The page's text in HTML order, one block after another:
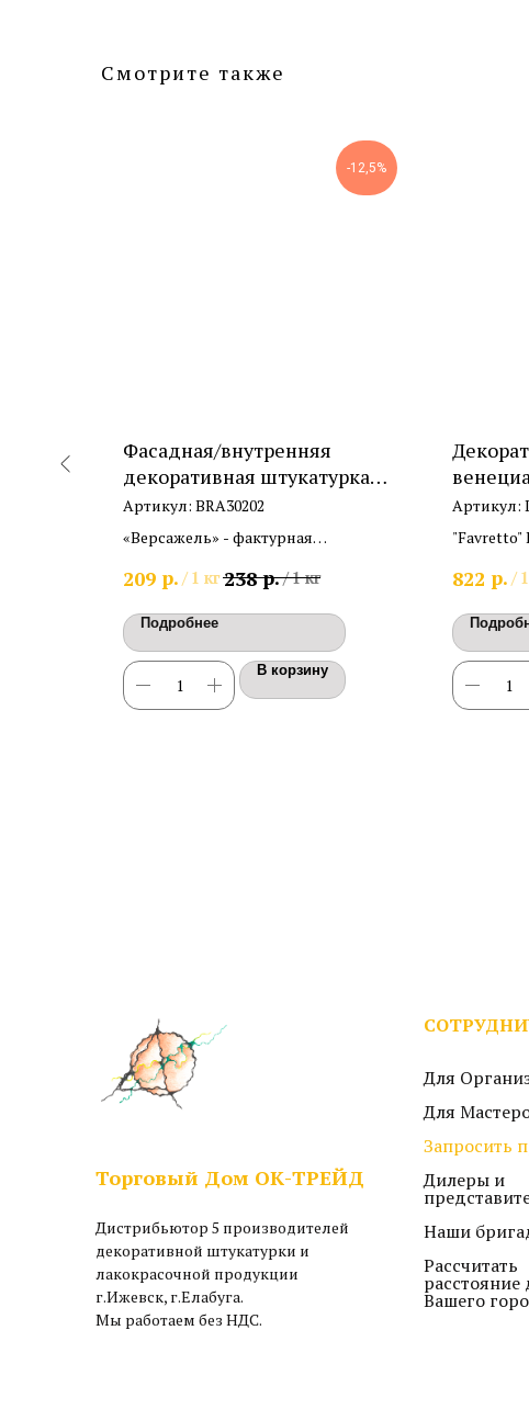
Смотрите также
-12,5%
Фасадная/внутренняя
декоративная штукатурка
"Версажель"
Артикул: BRA30202
«Версажель» - фактурная
зернистой фактурой для наружных,
0,6кг - 0,8/м2.
209 р. / 1 кг238 р./1 кг
Подробнее
В корзину
Артикул:
"Favretto"
822 р. /
Торговый Дом ОК-ТРЕЙД
Дистрибьютор 5 производителей
декоративной штукатурки и
лакокрасочной продукции
г.Ижевск, г.Елабуга.
Мы работаем без НДС.
Для
Для
Запросить
Дилеры и
Наши
Рассчитать
расстояние
Вашего